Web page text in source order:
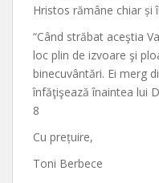
Hristos rămâne chiar și
“Când străbat aceştia
loc plin de izvoare şi
binecuvântări. Ei merg
înfăţişează înaintea lui
8
Cu prețuire,
Toni Berbece